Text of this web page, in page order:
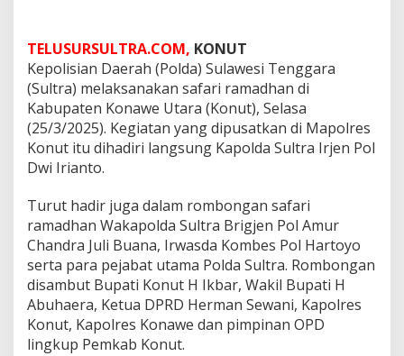
TELUSURSULTRA.COM, KONUT
Kepolisian Daerah (Polda) Sulawesi Tenggara
(Sultra) melaksanakan safari ramadhan di
Kabupaten Konawe Utara (Konut), Selasa
(25/3/2025). Kegiatan yang dipusatkan di Mapolres
Konut itu dihadiri langsung Kapolda Sultra Irjen Pol
Dwi Irianto.
Turut hadir juga dalam rombongan safari
ramadhan Wakapolda Sultra Brigjen Pol Amur
Chandra Juli Buana, Irwasda Kombes Pol Hartoyo
serta para pejabat utama Polda Sultra. Rombongan
disambut Bupati Konut H Ikbar, Wakil Bupati H
Abuhaera, Ketua DPRD Herman Sewani, Kapolres
Konut, Kapolres Konawe dan pimpinan OPD
lingkup Pemkab Konut.